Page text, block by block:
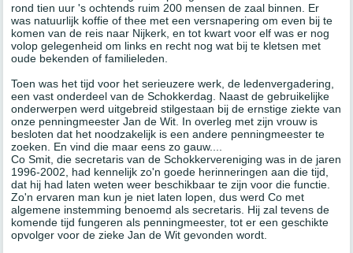
rond tien uur 's ochtends ruim 200 mensen de zaal binnen. Er
was natuurlijk koffie of thee met een versnapering om even bij te
komen van de reis naar Nijkerk, en tot kwart voor elf was er nog
volop gelegenheid om links en recht nog wat bij te kletsen met
oude bekenden of familieleden.
Toen was het tijd voor het serieuzere werk, de ledenvergadering,
een vast onderdeel van de Schokkerdag. Naast de gebruikelijke
onderwerpen werd uitgebreid stilgestaan bij de ernstige ziekte van
onze penningmeester Jan de Wit. In overleg met zijn vrouw is
besloten dat het noodzakelijk is een andere penningmeester te
zoeken. En vind die maar eens zo gauw....
Co Smit, die secretaris van de Schokkervereniging was in de jaren
1996-2002, had kennelijk zo'n goede herinneringen aan die tijd,
dat hij had laten weten weer beschikbaar te zijn voor die functie.
Zo'n ervaren man kun je niet laten lopen, dus werd Co met
algemene instemming benoemd als secretaris. Hij zal tevens de
komende tijd fungeren als penningmeester, tot er een geschikte
opvolger voor de zieke Jan de Wit gevonden wordt.